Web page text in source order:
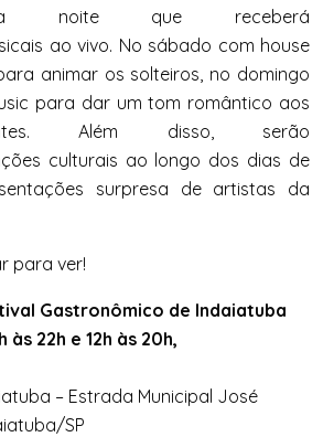
a noite que receberá
ao vivo. No sábado com house
animar os solteiros, no domingo
para dar um tom romântico aos
Além disso, serão
culturais ao longo dos dias de
surpresa de artistas da
para ver!
Gastronômico de Indaiatuba
às 22h e 12h às 20h,
– Estrada Municipal José
SP